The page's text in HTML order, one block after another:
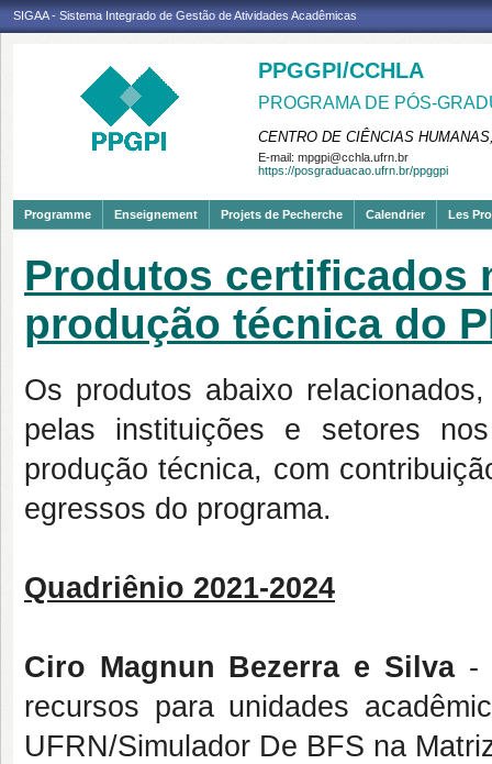
SIGAA - Sistema Integrado de Gestão de Atividades Acadêmicas
PPGGPI/CCHLA
PROGRAMA DE PÓS-
CENTRO DE CIÊNCIAS
E-mail: mpgpi@cchla.ufrn.br
https://posgraduacao.ufrn.br/ppggpi
Programme Enseignement Projets de Pecherche Calendrier Les
Produtos certificados
produção técnica do
Os produtos abaixo
pelas instituições e setores
produção técnica, com
egressos do programa.
Quadriênio 2021-2024
Ciro Magnun Bezerra e Silva-
recursos para unidades
UFRN/Simulador De BFS na